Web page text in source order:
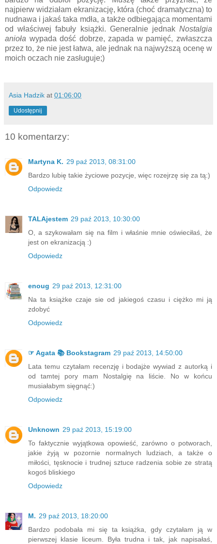
najpierw widziałam ekranizację, która (choć dramatyczna) to
nudnawa i jakaś taka mdła, a także odbiegająca momentami
od właściwej fabuły książki. Generalnie jednak Nostalgia
anioła wypada dość dobrze, zapada w pamięć, zwłaszcza
przez to, że nie jest łatwa, ale jednak na najwyższą ocenę w
moich oczach nie zasługuje;)
Asia Hadzik at 01:06:00
Udostępnij
10 komentarzy:
Martyna K. 29 paź 2013, 08:31:00
Bardzo lubię takie życiowe pozycje, więc rozejrzę się za tą:)
Odpowiedz
TALAjestem 29 paź 2013, 10:30:00
O, a szykowałam się na film i właśnie mnie oświeciłaś, że
jest on ekranizacją :)
Odpowiedz
enoug 29 paź 2013, 12:31:00
Na ta książke czaje sie od jakiegoś czasu i ciężko mi ją
zdobyć
Odpowiedz
☞ Agata 📚 Bookstagram 29 paź 2013, 14:50:00
Lata temu czytałam recenzję i bodajże wywiad z autorką i
od tamtej pory mam Nostalgię na liście. No w końcu
musiałabym sięgnąć:)
Odpowiedz
Unknown 29 paź 2013, 15:19:00
To faktycznie wyjątkowa opowieść, zarówno o potworach,
jakie żyją w pozornie normalnych ludziach, a także o
miłości, tęsknocie i trudnej sztuce radzenia sobie ze stratą
kogoś bliskiego
Odpowiedz
M. 29 paź 2013, 18:20:00
Bardzo podobała mi się ta książka, gdy czytałam ją w
pierwszej klasie liceum. Była trudna i tak, jak napisałaś,